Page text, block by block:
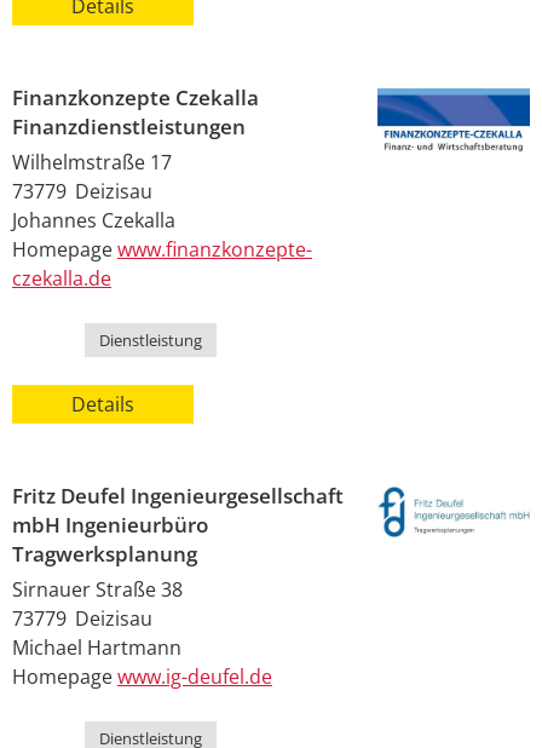
Details
Finanzkonzepte Czekalla
Finanzdienstleistungen
Wilhelmstraße 17
73779 Deizisau
Johannes Czekalla
Homepagewww.finanzkonzepte-
czekalla.de
Dienstleistung
Details
Fritz Deufel Ingenieurgesellschaft
mbH Ingenieurbüro
Tragwerksplanung
Sirnauer Straße 38
73779 Deizisau
Michael Hartmann
Homepagewww.ig-deufel.de
Dienstleistung